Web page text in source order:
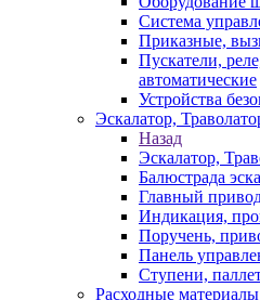
Система
Приказные,
Пускатели,
автоматические
Устройства
Эскалатор,
Назад
Эскалатор,
Балюстрада
Главный
Индикация,
Поручень,
Панель
Ступени,
Расходные материалы